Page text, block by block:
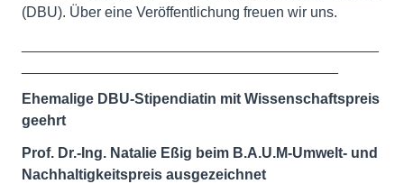
(DBU). Über eine Veröffentlichung freuen wir uns.
Ehemalige DBU-Stipendiatin mit Wissenschaftspreis
geehrt
Prof. Dr.-Ing. Natalie Eßig beim B.A.U.M-Umwelt- und
Nachhaltigkeitspreis ausgezeichnet